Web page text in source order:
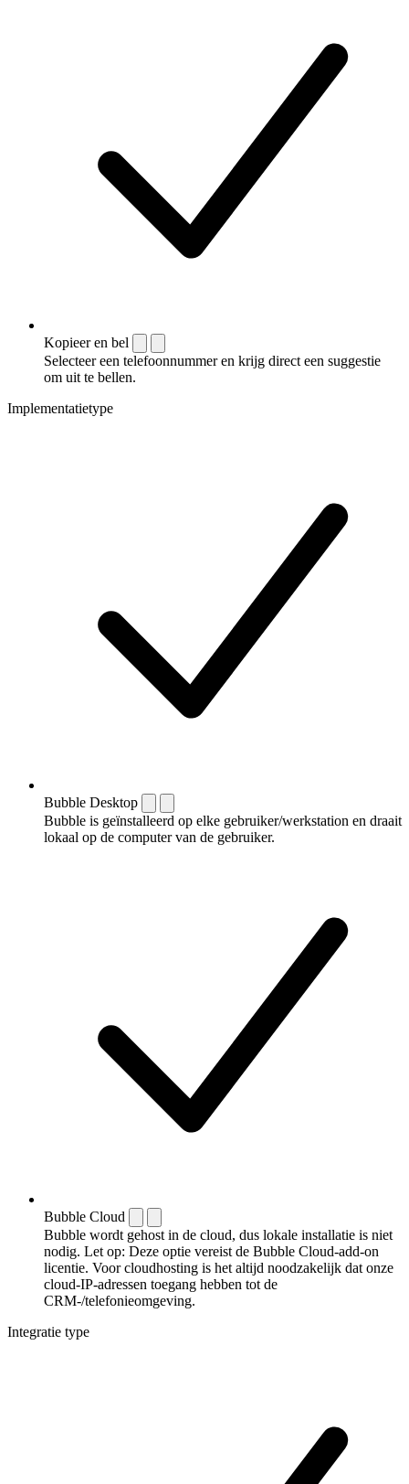
Kopieer en bel
Selecteer een telefoonnummer en krijg direct een suggestie
om uit te bellen.
Implementatietype
Bubble Desktop
Bubble is geïnstalleerd op elke gebruiker/werkstation en draait
lokaal op de computer van de gebruiker.
Bubble Cloud
Bubble wordt gehost in de cloud, dus lokale installatie is niet
nodig. Let op: Deze optie vereist de Bubble Cloud-add-on
licentie. Voor cloudhosting is het altijd noodzakelijk dat onze
cloud-IP-adressen toegang hebben tot de
CRM-/telefonieomgeving.
Integratie type